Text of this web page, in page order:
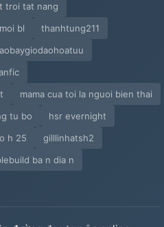
troi tat nang
bl
thanhtung211
mama cua toi la nguoi bien thai
tu bo
hsr evernight
h 25
gilllinhatsh2
ba n dia n